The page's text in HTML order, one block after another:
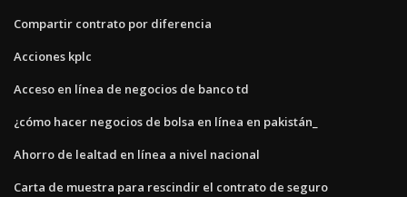
Compartir contrato por diferencia
Acciones kplc
Acceso en línea de negocios de banco td
¿cómo hacer negocios de bolsa en línea en pakistán_
Ahorro de lealtad en línea a nivel nacional
Carta de muestra para rescindir el contrato de seguro